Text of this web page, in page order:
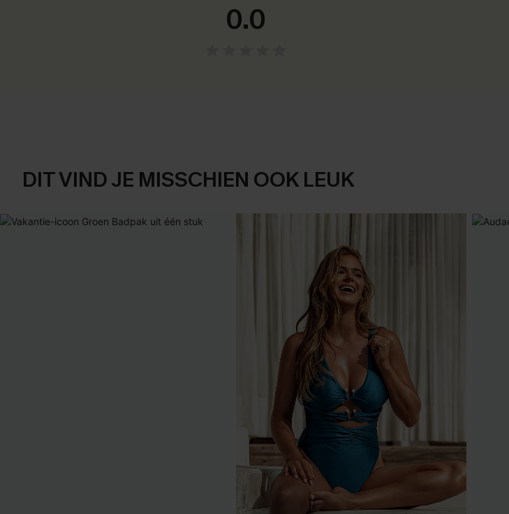
0.0
DIT VIND JE MISSCHIEN OOK LEUK